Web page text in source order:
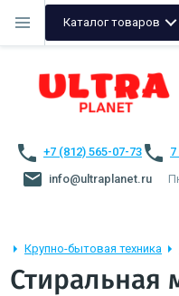
Каталог товаров
+7 (812) 565-07-73
info@ultraplanet.ru
Крупно-бытовая техника
Стиральная